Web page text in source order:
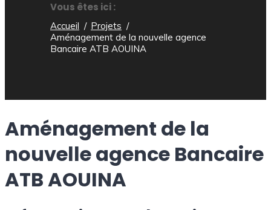
Vous êtes ici :
Accueil
Projets
Aménagement de la nouvelle agence
Bancaire ATB AOUINA
Aménagement de la
nouvelle agence Bancaire
ATB AOUINA